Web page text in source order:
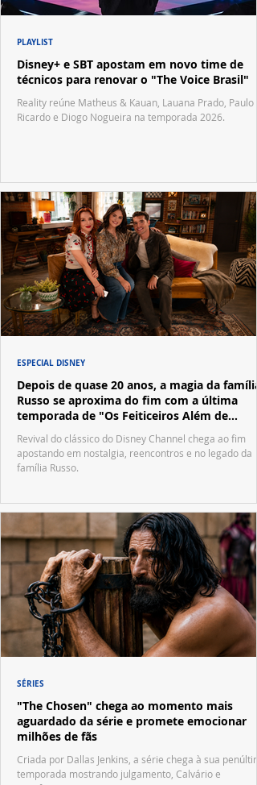
Disney+ e SBT apostam em novo time de
técnicos para renovar o "The Voice Brasil"
Reality reúne Matheus & Kauan, Lauana Prado, Paulo
Ricardo e Diogo Nogueira na temporada 2026.
PLAYLIST
Depois de quase 20 anos, a magia da família
Russo se aproxima do fim com a última
temporada de "Os Feiticeiros Além de
Waverly Place"
Revival do clássico do Disney Channel chega ao fim
apostando em nostalgia, reencontros e no legado da
família Russo.
ESPECIAL DISNEY
"The Chosen" chega ao momento mais
aguardado da série e promete emocionar
milhões de fãs
Criada por Dallas Jenkins, a série chega à sua
temporada mostrando julgamento, Calvário e
SÉRIES